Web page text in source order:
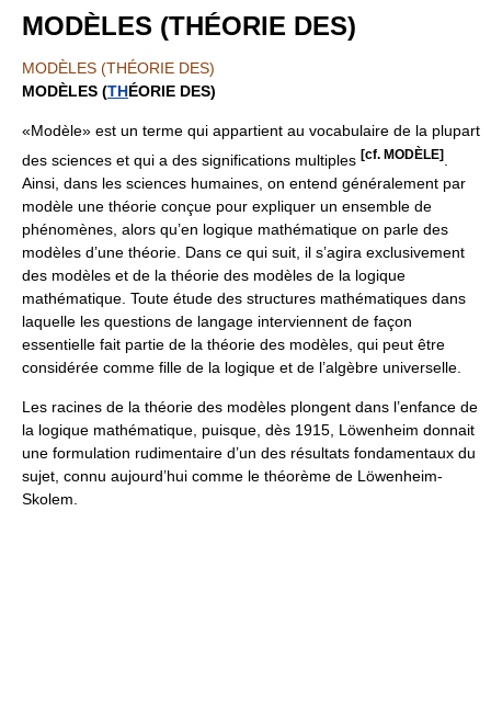
MODÈLES (THÉORIE DES)
MODÈLES (THÉORIE DES)
MODÈLES (THÉORIE DES)
«Modèle» est un terme qui appartient au vocabulaire de la plupart
des sciences et qui a des significations multiples [cf. MODÈLE]
Ainsi, dans les sciences humaines, on entend généralement par
modèle une théorie conçue pour expliquer un ensemble de
phénomènes, alors qu’en logique mathématique on parle des
modèles d’une théorie. Dans ce qui suit, il s’agira exclusivement
des modèles et de la théorie des modèles de la logique
mathématique. Toute étude des structures mathématiques dans
laquelle les questions de langage interviennent de façon
essentielle fait partie de la théorie des modèles, qui peut être
considérée comme fille de la logique et de l’algèbre universelle.
Les racines de la théorie des modèles plongent dans l’enfance de
la logique mathématique, puisque, dès 1915, Löwenheim donnait
une formulation rudimentaire d’un des résultats fondamentaux du
sujet, connu aujourd’hui comme le théorème de Löwenheim-
Skolem.